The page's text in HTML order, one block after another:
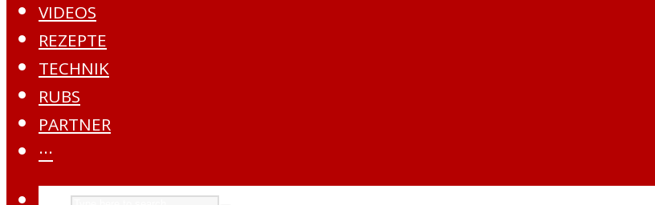
VIDEOS
REZEPTE
TECHNIK
RUBS
PARTNER
···